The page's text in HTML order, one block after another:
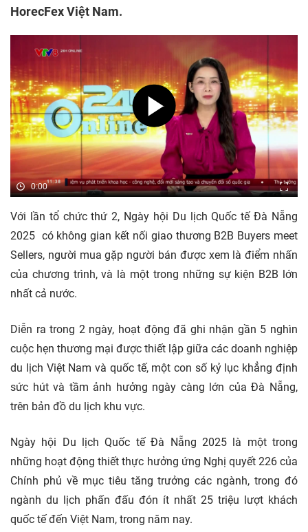
HorecFex Việt Nam.
0:00
Với lần tổ chức thứ 2, Ngày hội Du lịch Quốc tế Đà Nẵng
2025 có không gian kết nối giao thương B2B Buyers meet
Sellers, người mua gặp người bán được xem là điểm nhấn
của chương trình, và là một trong những sự kiện B2B lớn
nhất cả nước.
Diễn ra trong 2 ngày, hoạt động đã ghi nhận gần 5 nghìn
cuộc hẹn thương mại được thiết lập giữa các doanh nghiệp
du lịch Việt Nam và quốc tế, một con số kỷ lục khẳng định
sức hút và tầm ảnh hưởng ngày càng lớn của Đà Nẵng,
trên bản đồ du lịch khu vực.
Ngày hội Du lịch Quốc tế Đà Nẵng 2025 là một trong
những hoạt động thiết thực hưởng ứng Nghị quyết 226 của
Chính phủ về mục tiêu tăng trưởng các ngành, trong đó
ngành du lịch phấn đấu đón ít nhất 25 triệu lượt khách
quốc tế đến Việt Nam, trong năm nay.